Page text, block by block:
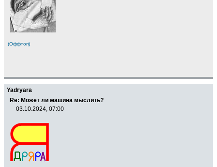
(Оффтоп)
Yadryara
Re: Может ли машина мыслить?
03.10.2024, 07:00